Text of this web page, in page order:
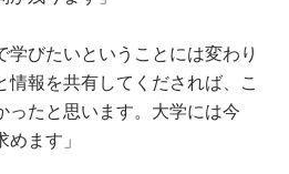
学びたいということには変わり
情報を共有してくだされば、こ
ったと思います。大学には今
ます」